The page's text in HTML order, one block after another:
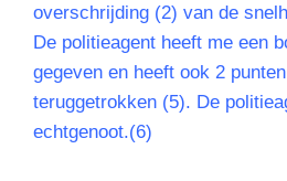
overschrijding (2) van de
De politieagent heeft me een
gegeven en heeft ook 2
teruggetrokken (5). De
echtgenoot.(6)